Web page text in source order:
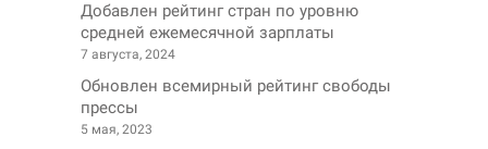
Добавлен рейтинг стран по уровню
средней ежемесячной зарплаты
7 августа, 2024
Обновлен всемирный рейтинг свободы
прессы
5 мая, 2023